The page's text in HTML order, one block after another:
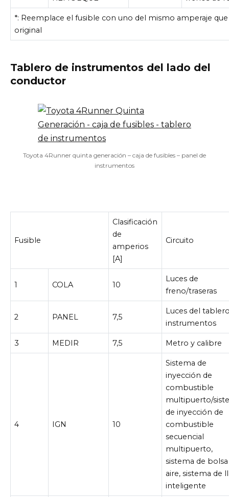
*: Reemplace el fusible con uno del mismo amperaje
original
Tablero de instrumentos del lado del
conductor
Toyota 4Runner quinta generación – caja de fusibles – panel de
instrumentos
Fusible
Clasificación
de
amperios
[A]
Circuito
1 COLA 10
Luces de
freno/traseras
2 PANEL 7,5
Luces del
instrumentos
3 MEDIR 7,5 Metro y calibre
4 IGN 10
Sistema de
inyección de
combustible
multipuerto/
de inyección de
combustible
secuencial
multipuerto,
sistema de
aire, sistema de
inteligente